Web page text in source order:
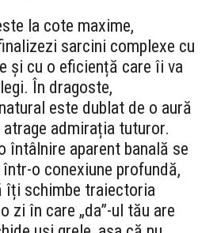
la cote maxime,
sarcini complexe cu
și cu o eficiență care îi va
În dragoste,
este dublat de o aură
admirația tuturor.
întâlnire aparent banală se
o conexiune profundă,
îți schimbe traiectoria
zi în care „da”-ul tău are